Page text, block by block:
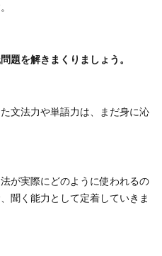
題を解きまくりましょう。
文法力や単語力は、まだ身に沁
が実際にどのように使われるの
聞く能力として定着していきま